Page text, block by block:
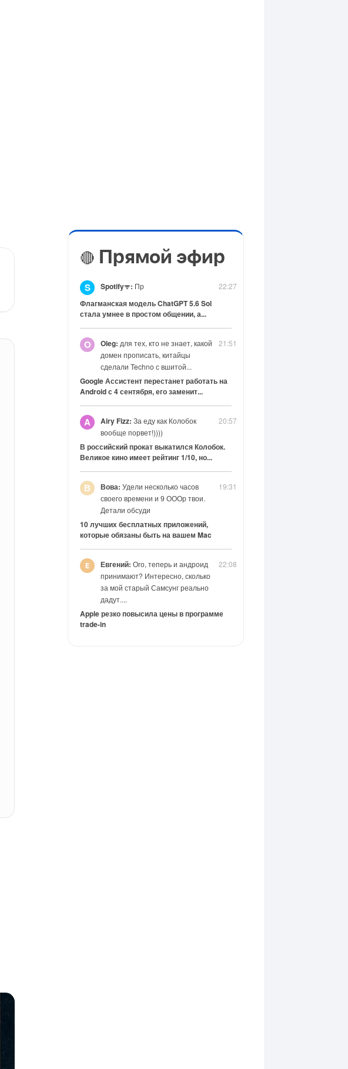
🔴 Прямой эфир
22:27
S Spotifyᯤ: Пр
Флагманская модель ChatGPT 5.6 Sol
стала умнее в простом общении, а...
21:51
O Oleg: для тех, кто не знает, какой
домен прописать, китайцы
сделали Techno с вшитой...
Google Ассистент перестанет работать на
Android с 4 сентября, его заменит...
20:57
A Airy Fizz: За еду как Колобок
вообще порвет!))))
В российский прокат выкатился Колобок.
Великое кино имеет рейтинг 1/10, но...
19:31
В Вова: Удели несколько часов
своего времени и 9 ОООр твои.
Детали обсуди
10 лучших бесплатных приложений,
которые обязаны быть на вашем Mac
22:08
Евгений: Ого, теперь и андроид
принимают? Интересно, сколько
за мой старый Самсунг реально
дадут....
Apple резко повысила цены в программе
trade-in